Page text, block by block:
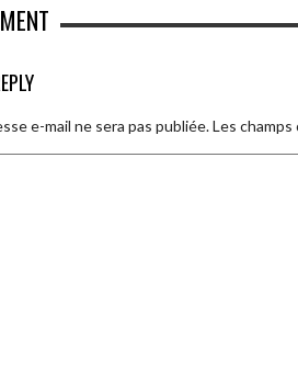
e-mail ne sera pas publiée.Les